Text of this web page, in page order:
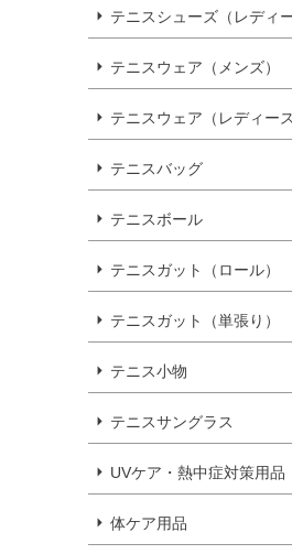
テニスシューズ（レディー
テニスウェア（メンズ）
テニスウェア（レディース
テニスバッグ
テニスボール
テニスガット（ロール）
テニスガット（単張り）
テニス小物
テニスサングラス
UVケア・熱中症対策用品
体ケア用品